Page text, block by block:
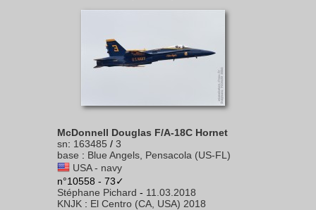
McDonnell Douglas F/A-18C Hornet
sn: 163485 / 3
base : Blue Angels, Pensacola (US-FL)
USA - navy
n°10558 - 73✓
Stéphane Pichard - 11.03.2018
KNJK : El Centro (CA, USA) 2018